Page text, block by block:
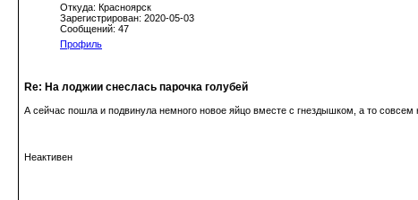
Откуда: Красноярск
Зарегистрирован: 2020-05-03
Сообщений: 47
Профиль
Re: На лоджии снеслась парочка голубей
А сейчас пошла и подвинула немного новое яйцо вместе с гнездышком, а то совсем
Неактивен